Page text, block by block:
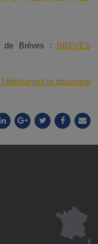
de Brèves :
BREVES
Téléchargez le document